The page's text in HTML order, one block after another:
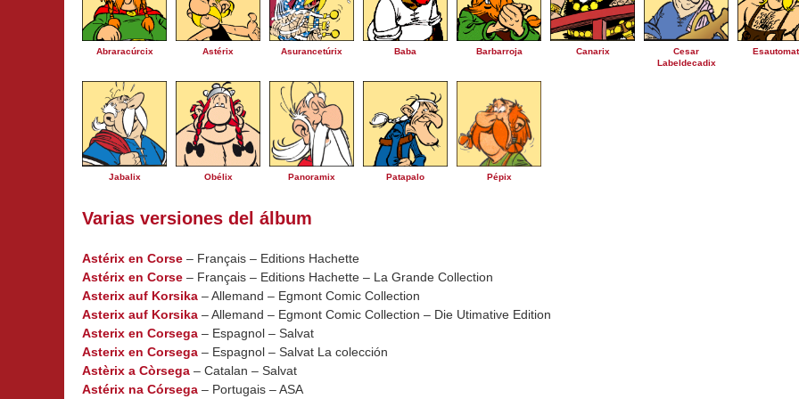
Abraracúrcix Astérix Asurancetúrix Baba Barbarroja Canarix
Cesar
Labeldecadix
Jabalix Obélix Panoramix Patapalo Pépix
Varias versiones del álbum
Astérix en Corse – Français – Editions Hachette
Astérix en Corse – Français – Editions Hachette – La Grande Collection
Asterix auf Korsika – Allemand – Egmont Comic Collection
Asterix auf Korsika – Allemand – Egmont Comic Collection – Die Utimative Edition
Asterix en Corsega – Espagnol – Salvat
Asterix en Corsega – Espagnol – Salvat La colección
Astèrix a Còrsega – Catalan – Salvat
Astérix na Córsega – Portugais – ASA